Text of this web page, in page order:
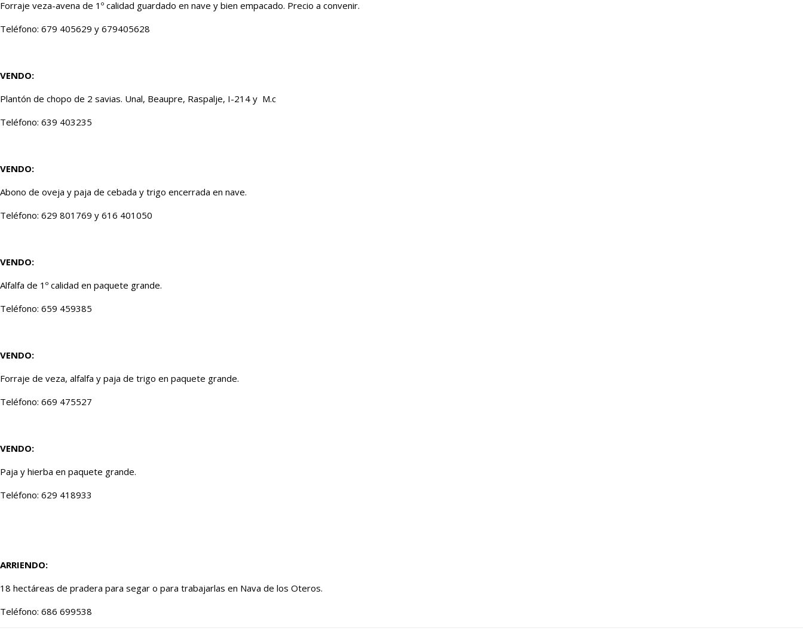
Forraje veza-avena de 1º calidad guardado en nave y bien empacado. Precio a convenir.
Teléfono: 679 405629 y 679405628
VENDO:
Plantón de chopo de 2 savias. Unal, Beaupre, Raspalje, I-214 y M.c
Teléfono: 639 403235
VENDO:
Abono de oveja y paja de cebada y trigo encerrada en nave.
Teléfono: 629 801769 y 616 401050
VENDO:
Alfalfa de 1º calidad en paquete grande.
Teléfono: 659 459385
VENDO:
Forraje de veza, alfalfa y paja de trigo en paquete grande.
Teléfono: 669 475527
VENDO:
Paja y hierba en paquete grande.
Teléfono: 629 418933
ARRIENDO:
18 hectáreas de pradera para segar o para trabajarlas en Nava de los Oteros.
Teléfono: 686 699538